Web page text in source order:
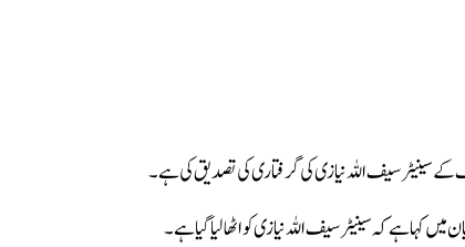
سینیٹر سیف اللہ نیازی کی گرفتاری کی تصدیق کی ہے۔
ہےکہ سینیٹر سیف اللہ نیازی کو اٹھالیا گیا ہے۔